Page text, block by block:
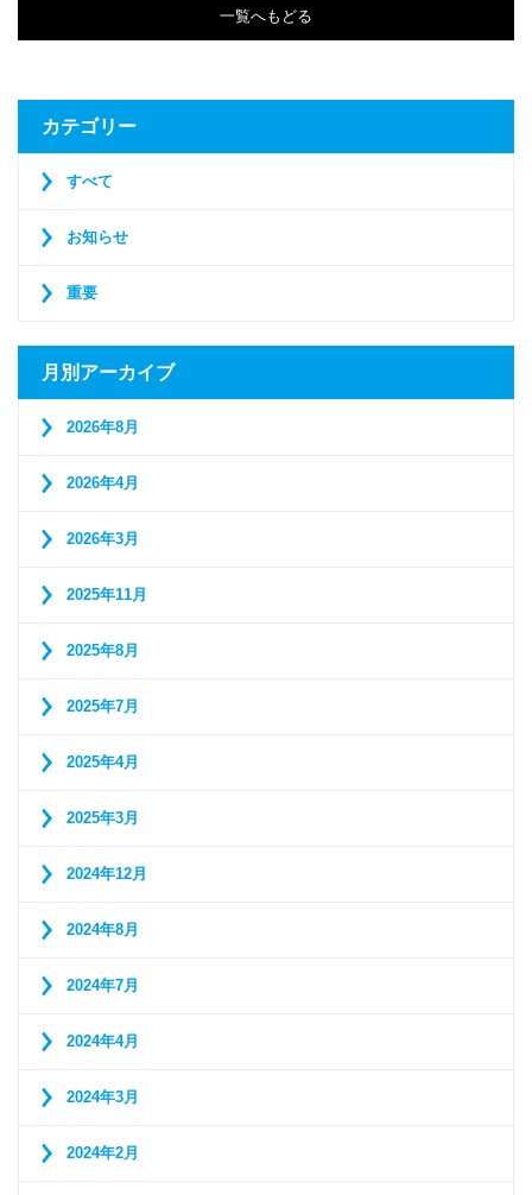
一覧へもどる
カテゴリー
すべて
お知らせ
重要
月別アーカイブ
2026年8月
2026年4月
2026年3月
2025年11月
2025年8月
2025年7月
2025年4月
2025年3月
2024年12月
2024年8月
2024年7月
2024年4月
2024年3月
2024年2月